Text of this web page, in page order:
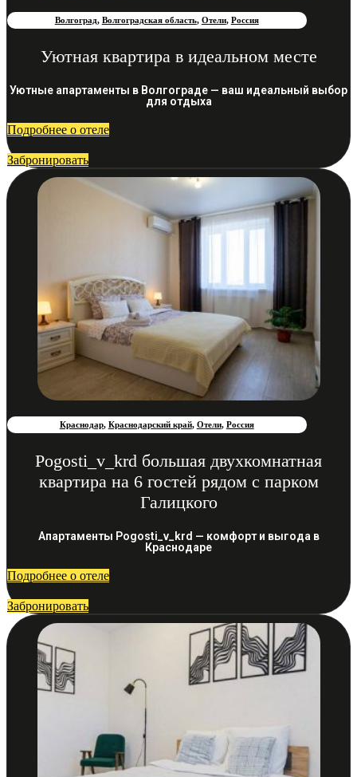
Волгоград, Волгоградская область, Отели, Россия
Уютная квартира в идеальном месте
Уютные апартаменты в Волгограде — ваш идеальный выбор
для отдыха
Подробнее о отеле
Забронировать
Краснодар, Краснодарский край, Отели, Россия
Pogosti_v_krd большая двухкомнатная
квартира на 6 гостей рядом с парком
Галицкого
Апартаменты Pogosti_v_krd — комфорт и выгода в
Краснодаре
Подробнее о отеле
Забронировать